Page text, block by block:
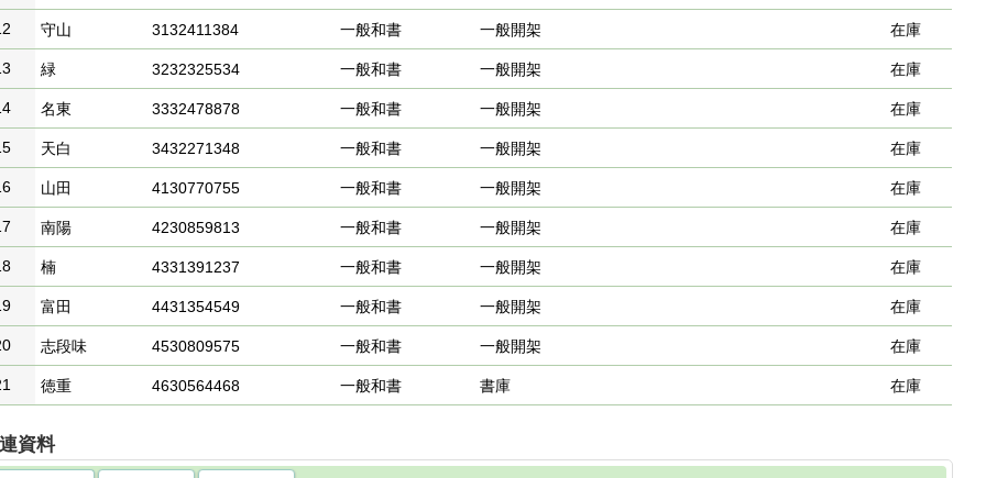
守山 3132411384 一般和書 一般開架 在庫
緑 3232325534 一般和書 一般開架 在庫
名東 3332478878 一般和書 一般開架 在庫
天白 3432271348 一般和書 一般開架 在庫
山田 4130770755 一般和書 一般開架 在庫
南陽 4230859813 一般和書 一般開架 在庫
楠 4331391237 一般和書 一般開架 在庫
富田 4431354549 一般和書 一般開架 在庫
志段味 4530809575 一般和書 一般開架 在庫
徳重 4630564468 一般和書 書庫 在庫
資料